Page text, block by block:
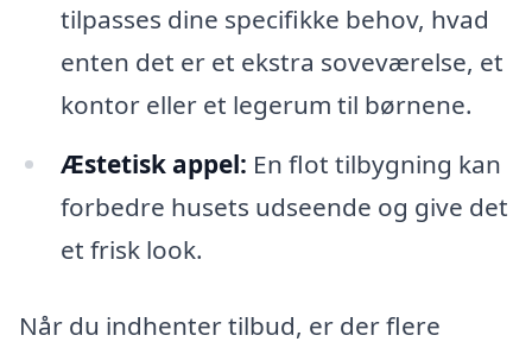
tilpasses dine specifikke behov, hvad
enten det er et ekstra soveværelse, et
kontor eller et legerum til børnene.
Æstetisk appel: En flot tilbygning kan
forbedre husets udseende og give det
et frisk look.
Når du indhenter tilbud, er der flere